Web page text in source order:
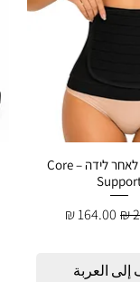
חגורת בטן לאחר לידה – Core
سعر البيع
العربة